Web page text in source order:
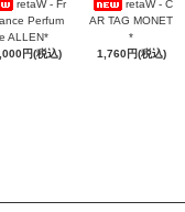
retaW - Fr
Perfum
e ALLEN*
円(税込)
retaW - C
AR TAG MONET
*
1,760円(税込)